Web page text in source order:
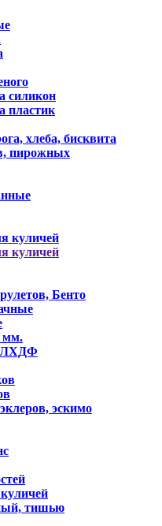
силикон
пластик
хлеба, бисквита
пирожных
куличей
куличей
Бенто
мм.
ЛХДФ
эскимо
тишью